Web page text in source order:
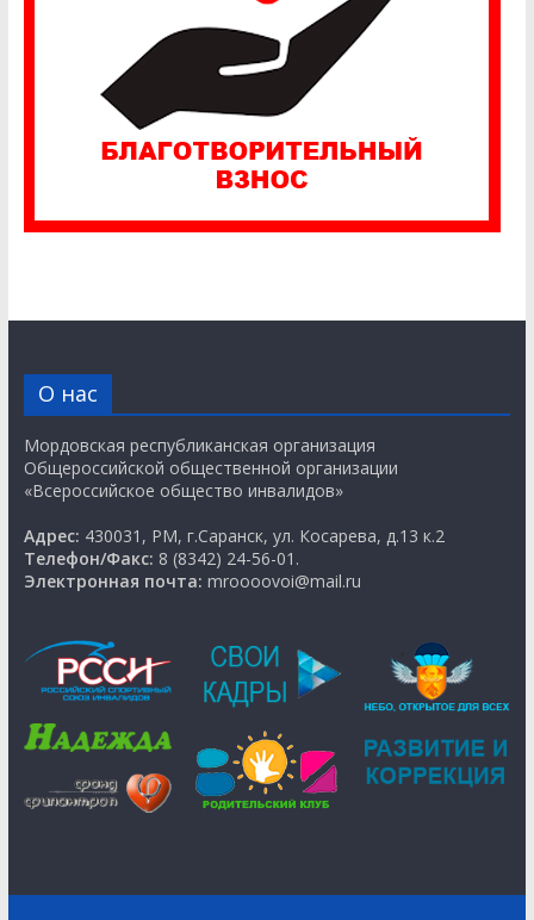
О нас
Мордовская республиканская организация
Общероссийской общественной организации
«Всероссийское общество инвалидов»
Адрес: 430031, РМ, г.Саранск, ул. Косарева, д.13 к.2
Телефон/Факс: 8 (8342) 24-56-01.
Электронная почта: mroooovoi@mail.ru